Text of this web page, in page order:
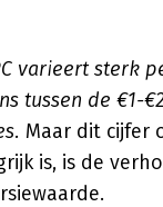
varieert sterk
tussen de €1-
Maar dit cijfer
is, is de